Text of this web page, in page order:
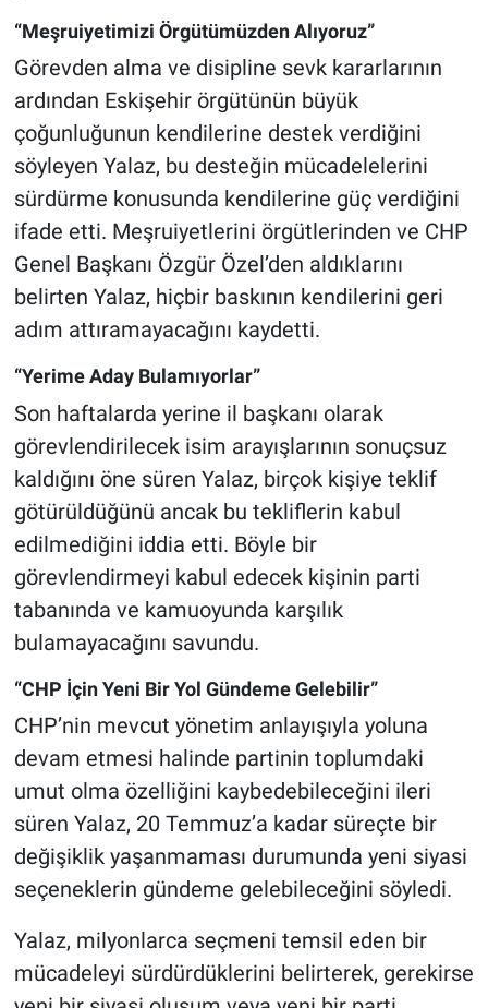
“Meşruiyetimizi Örgütümüzden Alıyoruz”
Görevden alma ve disipline sevk kararlarının
ardından Eskişehir örgütünün büyük
çoğunluğunun kendilerine destek verdiğini
söyleyen Yalaz, bu desteğin mücadelelerini
sürdürme konusunda kendilerine güç verdiğini
ifade etti. Meşruiyetlerini örgütlerinden ve CHP
Genel Başkanı Özgür Özel’den aldıklarını
belirten Yalaz, hiçbir baskının kendilerini geri
adım attıramayacağını kaydetti.
“Yerime Aday Bulamıyorlar”
Son haftalarda yerine il başkanı olarak
görevlendirilecek isim arayışlarının sonuçsuz
kaldığını öne süren Yalaz, birçok kişiye teklif
götürüldüğünü ancak bu tekliflerin kabul
edilmediğini iddia etti. Böyle bir
görevlendirmeyi kabul edecek kişinin parti
tabanında ve kamuoyunda karşılık
bulamayacağını savundu.
“CHP İçin Yeni Bir Yol Gündeme Gelebilir”
CHP’nin mevcut yönetim anlayışıyla yoluna
devam etmesi halinde partinin toplumdaki
umut olma özelliğini kaybedebileceğini ileri
süren Yalaz, 20 Temmuz’a kadar süreçte bir
değişiklik yaşanmaması durumunda yeni siyasi
seçeneklerin gündeme gelebileceğini söyledi.
Yalaz, milyonlarca seçmeni temsil eden bir
mücadeleyi sürdürdüklerini belirterek, gerekirse